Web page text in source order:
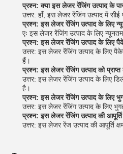
प्रश्न: क्या इस लेजर रेंजिंग उत्पाद के
उत्तर: हाँ, इस लेजर रेंजिंग उत्पाद में सीई
प्रश्न: इस लेजर रेंजिंग उत्पाद के लिए
एः इस लेजर रेंजिंग उत्पाद के लिए
प्रश्न: इस लेजर रेंजिंग उत्पाद के लिए
उत्तर: इस लेजर रेंजिंग उत्पाद के लिए
हैं।
प्रश्न: इस लेजर रेंजिंग उत्पाद को
उत्तर: इस लेजर रेंजिंग उत्पाद के लिए
है।
प्रश्न: इस लेजर रेंजिंग उत्पाद के लिए
उत्तर: इस लेजर रेंजिंग उत्पाद के लिए
प्रश्न: इस लेजर रेंजिंग उत्पाद की आपूर्ति
उत्तर: इस लेजर रेंज उत्पाद की आपूर्ति